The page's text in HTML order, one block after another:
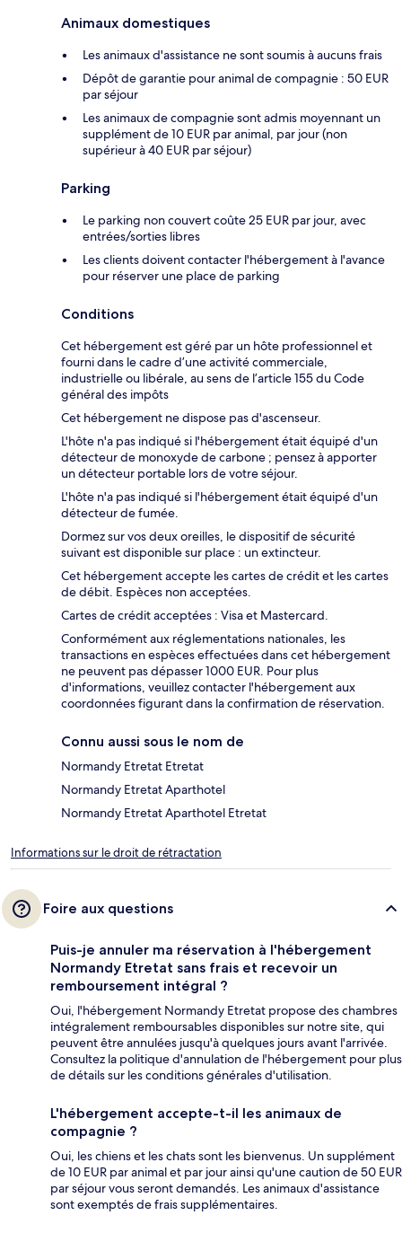
Animaux domestiques
Les animaux d'assistance ne sont soumis à aucuns frais
Dépôt de garantie pour animal de compagnie : 50 EUR
par séjour
Les animaux de compagnie sont admis moyennant un
supplément de 10 EUR par animal, par jour (non
supérieur à 40 EUR par séjour)
Parking
Le parking non couvert coûte 25 EUR par jour, avec
entrées/sorties libres
Les clients doivent contacter l'hébergement à l'avance
pour réserver une place de parking
Conditions
Cet hébergement est géré par un hôte professionnel et
fourni dans le cadre d’une activité commerciale,
industrielle ou libérale, au sens de l’article 155 du Code
général des impôts
Cet hébergement ne dispose pas d'ascenseur.
L'hôte n'a pas indiqué si l'hébergement était équipé d'un
détecteur de monoxyde de carbone ; pensez à apporter
un détecteur portable lors de votre séjour.
L'hôte n'a pas indiqué si l'hébergement était équipé d'un
détecteur de fumée.
Dormez sur vos deux oreilles, le dispositif de sécurité
suivant est disponible sur place : un extincteur.
Cet hébergement accepte les cartes de crédit et les cartes
de débit. Espèces non acceptées.
Cartes de crédit acceptées : Visa et Mastercard.
Conformément aux réglementations nationales, les
transactions en espèces effectuées dans cet hébergement
ne peuvent pas dépasser 1000 EUR. Pour plus
d'informations, veuillez contacter l'hébergement aux
coordonnées figurant dans la confirmation de réservation.
Connu aussi sous le nom de
Normandy Etretat Etretat
Normandy Etretat Aparthotel
Normandy Etretat Aparthotel Etretat
Informations sur le droit de rétractation
Foire aux questions
Puis-je annuler ma réservation à l'hébergement
Normandy Etretat sans frais et recevoir un
remboursement intégral ?
Oui, l'hébergement Normandy Etretat propose des chambres
intégralement remboursables disponibles sur notre site, qui
peuvent être annulées jusqu'à quelques jours avant l'arrivée.
Consultez la politique d'annulation de l'hébergement pour plus
de détails sur les conditions générales d'utilisation.
L'hébergement accepte-t-il les animaux de
compagnie ?
Oui, les chiens et les chats sont les bienvenus. Un supplément
de 10 EUR par animal et par jour ainsi qu'une caution de 50 EUR
par séjour vous seront demandés. Les animaux d'assistance
sont exemptés de frais supplémentaires.